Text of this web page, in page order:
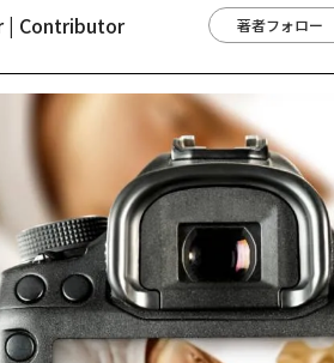
| Contributor 著者フォロー